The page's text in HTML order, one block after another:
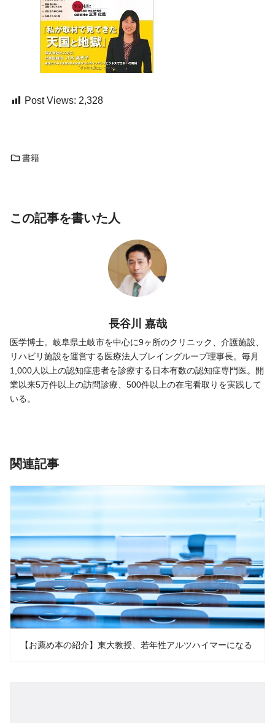
Post Views: 2,328
書籍
この記事を書いた人
長谷川 嘉哉
医学博士。岐阜県土岐市を中心に9ヶ所のクリニック、介護施設、
リハビリ施設を運営する医療法人ブレイングループ理事長。毎月
1,000人以上の認知症患者を診療する日本有数の認知症専門医。開
業以来5万件以上の訪問診療、500件以上の在宅看取りを実践して
いる。
関連記事
【お薦め本の紹介】東大教授、若年性アルツハイマーになる